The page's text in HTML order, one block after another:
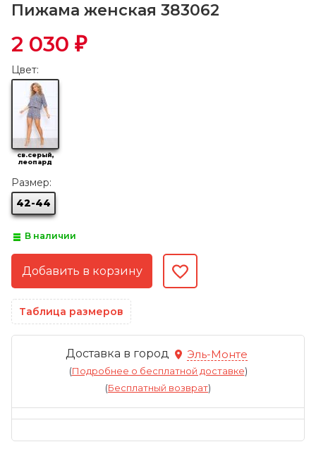
Пижама женская 383062
2 030 ₽
Цвет:
св.серый,
леопард
Размер:
42-44
В наличии
Таблица размеров
Доставка в город Эль-Монте
(Подробнее о бесплатной доставке)
(Бесплатный возврат)